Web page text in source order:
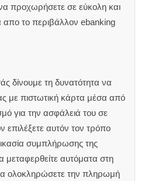
προχωρήσετε σε εύκολη και
το περιβάλλον ebanking
δίνουμε τη δυνατότητα να
με πιστωτική κάρτα μέσα από
για την ασφάλειά του σε
επιλέξετε αυτόν τον τρόπο
συμπλήρωσης της
αυτόματα στη
ολοκληρώσετε την πληρωμή